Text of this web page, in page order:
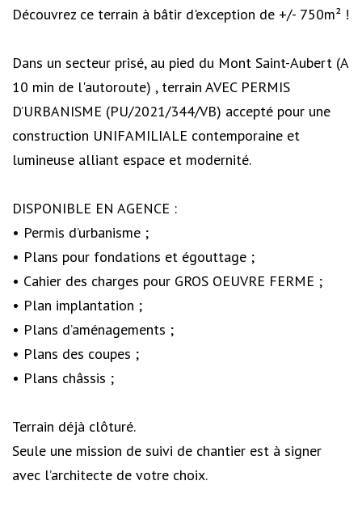
Découvrez ce terrain à bâtir d'exception de +/- 750m² !
Dans un secteur prisé, au pied du Mont Saint-Aubert (A
10 min de l'autoroute) , terrain AVEC PERMIS
D’URBANISME (PU/2021/344/VB) accepté pour une
construction UNIFAMILIALE contemporaine et
lumineuse alliant espace et modernité.
DISPONIBLE EN AGENCE :
• Permis d’urbanisme ;
• Plans pour fondations et égouttage ;
• Cahier des charges pour GROS OEUVRE FERME ;
• Plan implantation ;
• Plans d’aménagements ;
• Plans des coupes ;
• Plans châssis ;
Terrain déjà clôturé.
Seule une mission de suivi de chantier est à signer
avec l’architecte de votre choix.